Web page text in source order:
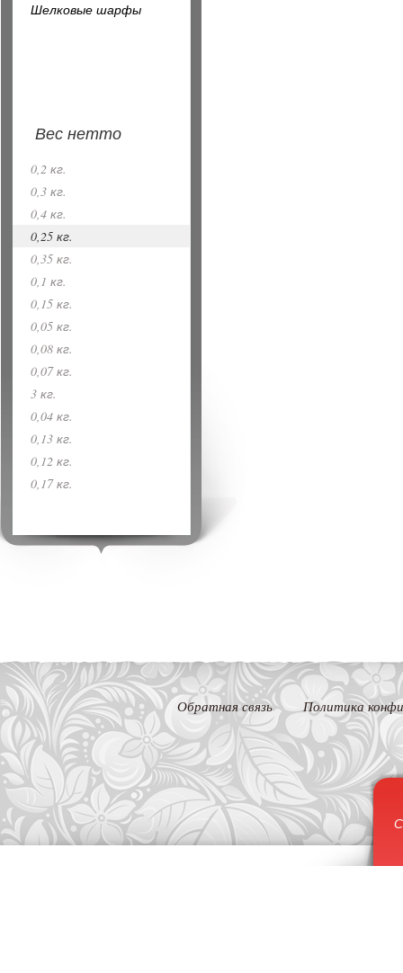
Шелковые шарфы
Вес нетто
0,2 кг.
0,3 кг.
0,4 кг.
0,25 кг.
0,35 кг.
0,1 кг.
0,15 кг.
0,05 кг.
0,08 кг.
0,07 кг.
3 кг.
0,04 кг.
0,13 кг.
0,12 кг.
0,17 кг.
Обратная связь Политика